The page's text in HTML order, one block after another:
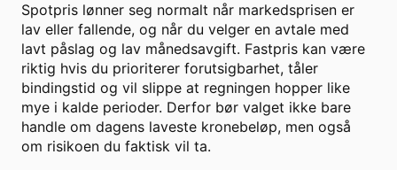
Spotpris lønner seg normalt når markedsprisen er
lav eller fallende, og når du velger en avtale med
lavt påslag og lav månedsavgift. Fastpris kan være
riktig hvis du prioriterer forutsigbarhet, tåler
bindingstid og vil slippe at regningen hopper like
mye i kalde perioder. Derfor bør valget ikke bare
handle om dagens laveste kronebeløp, men også
om risikoen du faktisk vil ta.